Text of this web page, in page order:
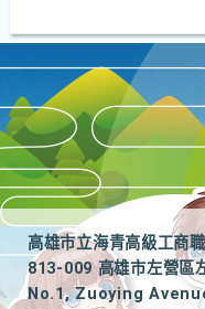
高雄市立海青高級工商
813-009 高雄市左營區
No.1, Zuoying